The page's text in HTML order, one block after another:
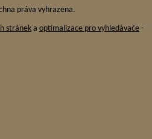
práva vyhrazena.
stráneka optimalizace pro vyhledávače -